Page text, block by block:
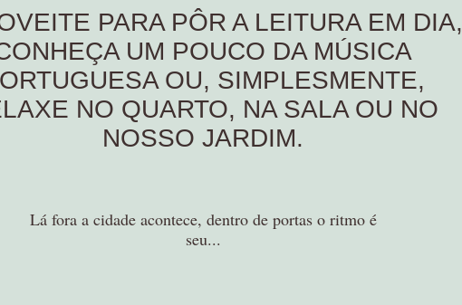
PARA PÔR A LEITURA EM DIA,
UM POUCO DA MÚSICA
OU, SIMPLESMENTE,
NO QUARTO, NA SALA OU NO
NOSSO JARDIM.
Lá fora a cidade acontece, dentro de portas o ritmo é
seu...